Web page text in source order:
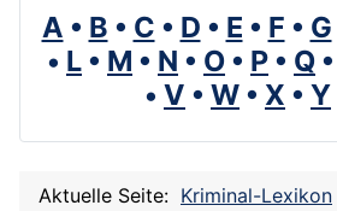
A • B • C • D • E • F • G
• L • M • N • O • P • Q •
• V • W • X • Y
Aktuelle Seite: Kriminal-Lexikon